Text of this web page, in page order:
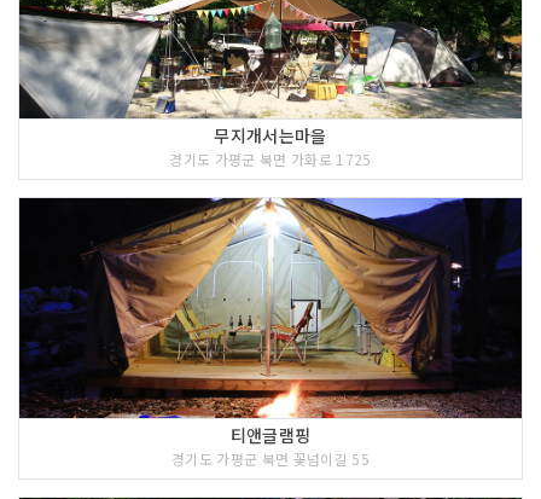
무지개서는마을
경기도 가평군 북면 가화로 1725
티앤글램핑
경기도 가평군 북면 꽃넘이길 55